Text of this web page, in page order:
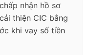
nhận hồ sơ
thiện CIC bằng
khi vay số tiền